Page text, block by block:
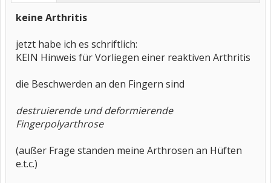
keine Arthritis
jetzt habe ich es schriftlich:
KEIN Hinweis für Vorliegen einer reaktiven Arthritis
die Beschwerden an den Fingern sind
destruierende und deformierende
Fingerpolyarthrose
(außer Frage standen meine Arthrosen an Hüften
e.t.c.)